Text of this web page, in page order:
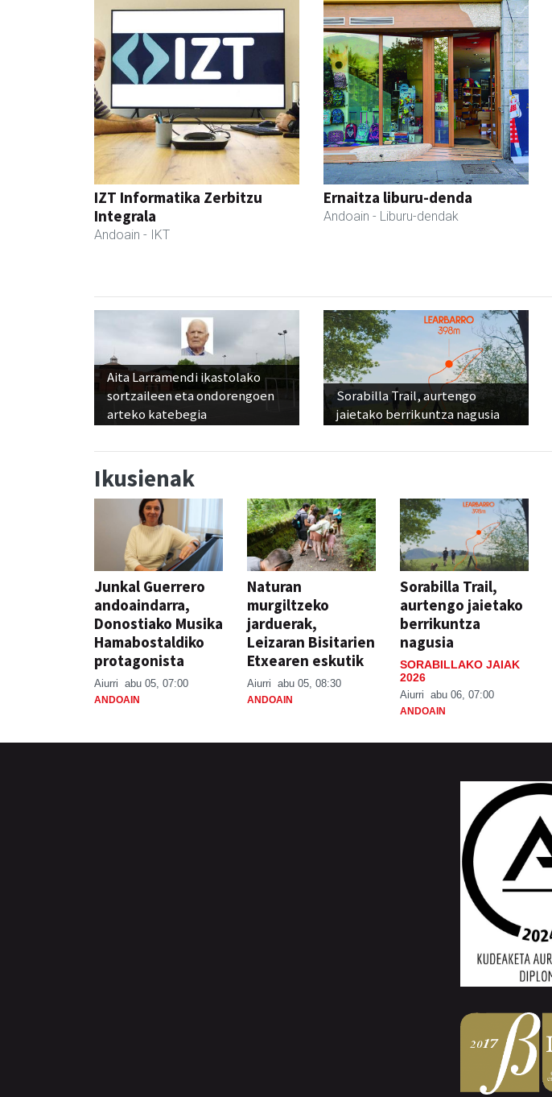
IZT Informatika Zerbitzu
Integrala
Andoain - IKT
Ernaitza liburu-denda
Andoain - Liburu-dendak
Aita Larramendi ikastolako
sortzaileen eta ondorengoen
arteko katebegia
Sorabilla Trail, aurtengo
jaietako berrikuntza nagusia
Ikusienak
Junkal Guerrero
andoaindarra,
Donostiako Musika
Hamabostaldiko
protagonista
Aiurri abu 05, 07:00
ANDOAIN
Naturan
murgiltzeko
jarduerak,
Leizaran Bisitarien
Etxearen eskutik
Aiurri abu 05, 08:30
ANDOAIN
Sorabilla Trail,
aurtengo jaietako
berrikuntza
nagusia
SORABILLAKO JAIAK
2026
Aiurri abu 06, 07:00
ANDOAIN